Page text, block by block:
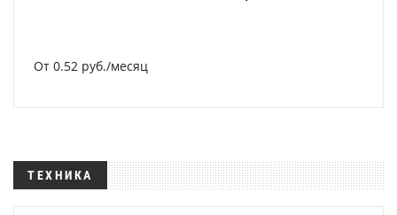
От 0.52 руб./месяц
ТЕХНИКА